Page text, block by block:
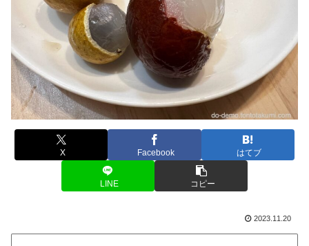
X Facebook はてブ
LINE コピー
2023.11.20